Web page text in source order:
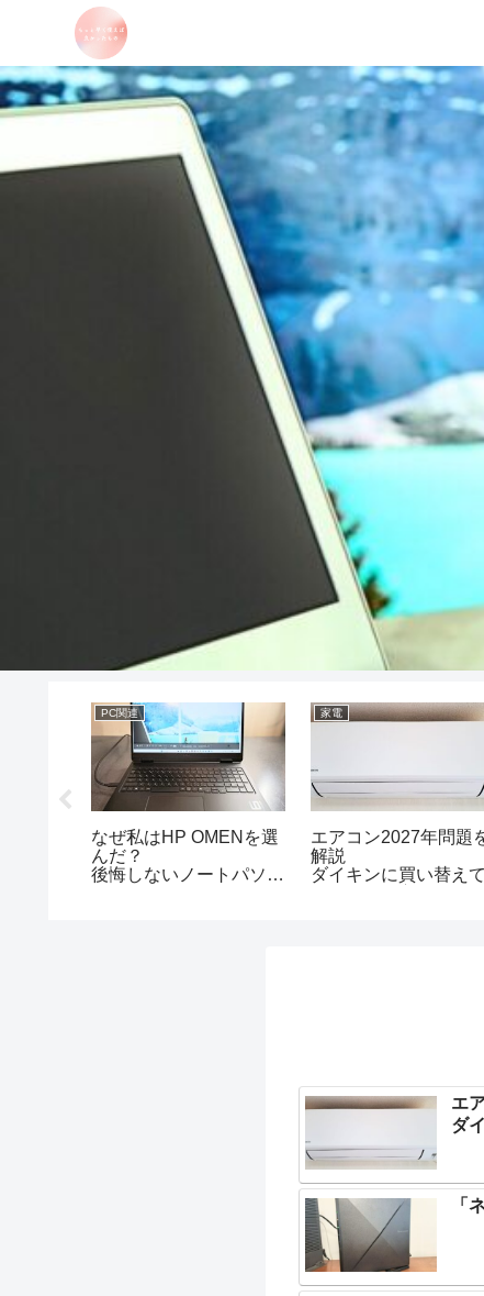
PC関連
なぜ私はHP OMENを選
んだ？
後悔しないノートパソコ
家電
エアコン2027年問題
解説
ダイキンに買い替え
エ
ダ
「